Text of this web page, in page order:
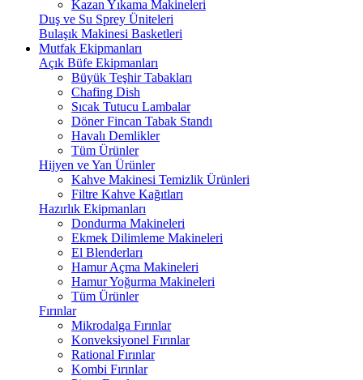
Kazan Yıkama Makineleri
Duş ve Su Sprey Üniteleri
Bulaşık Makinesi Basketleri
Mutfak Ekipmanları
Açık Büfe Ekipmanları
Büyük Teşhir Tabakları
Chafing Dish
Sıcak Tutucu Lambalar
Döner Fincan Tabak Standı
Havalı Demlikler
Tüm Ürünler
Hijyen ve Yan Ürünler
Kahve Makinesi Temizlik Ürünleri
Filtre Kahve Kağıtları
Hazırlık Ekipmanları
Dondurma Makineleri
Ekmek Dilimleme Makineleri
El Blenderları
Hamur Açma Makineleri
Hamur Yoğurma Makineleri
Tüm Ürünler
Fırınlar
Mikrodalga Fırınlar
Konveksiyonel Fırınlar
Rational Fırınlar
Kombi Fırınlar